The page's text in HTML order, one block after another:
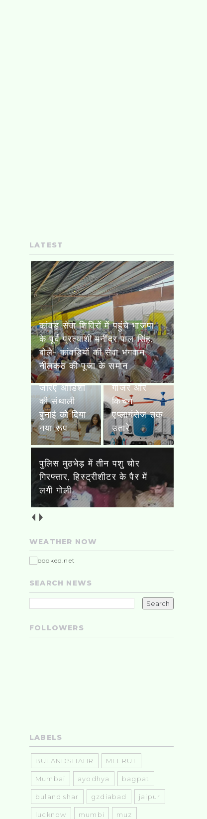
LATEST
रामराज कॉटन ने ‘पंचा’ के जरिए
ओडिशा की संथाली बुनाई को दिया
नया रूप
इंटेक्स ने होम
अप्लायंसेज
पोर्टफोलियो का
किया विस्तार,
पंखे से लेकर
गीजर और
किचन
एप्लायंसेज तक
उतारे
पुलिस मुठभेड़
में तीन पशु
चोर गिरफ्तार,
हिस्ट्रीशीटर
के पैर में लगी
गोली
मेरठ में शिवभक्तों पर आज पुष्पवर्षा
करेंगे मुख्यमंत्री योगी
WEATHER NOW
SEARCH NEWS
FOLLOWERS
LABELS
BULANDSHAHR MEERUT
Mumbai ayodhya bagpat
buland shar gzdiabad jaipur
lucknow mumbi muz